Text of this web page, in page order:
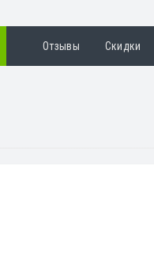
Отзывы Скидки